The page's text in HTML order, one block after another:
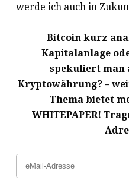
werde ich auch in
Bitcoin kurz
Kapitalanlage
spekuliert man
Kryptowährung? –
Thema bietet
WHITEPAPER!